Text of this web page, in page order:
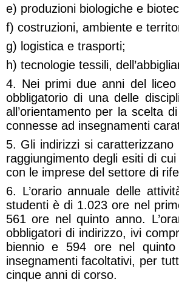
e) produzioni biologiche e
f) costruzioni, ambiente e
g) logistica e trasporti;
h) tecnologie tessili,
4. Nei primi due anni del liceo
obbligatorio di una delle
all’orientamento per la scelta
connesse ad insegnamenti
5. Gli indirizzi si
raggiungimento degli esiti di
con le imprese del settore di
6. L’orario annuale delle
studenti è di 1.023 ore nel
561 ore nel quinto anno.
obbligatori di indirizzo, ivi
biennio e 594 ore nel
insegnamenti facoltativi, per
cinque anni di corso.